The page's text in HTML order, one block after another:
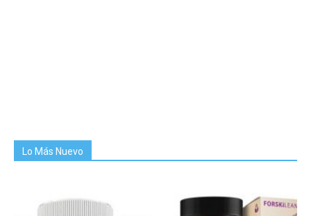
Lo Más Nuevo